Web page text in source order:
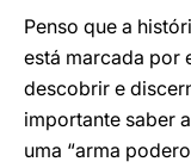
Penso que a
está marcada por
descobrir e
importante saber
uma “arma